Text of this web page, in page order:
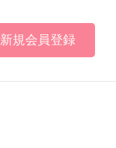
新規会員登録